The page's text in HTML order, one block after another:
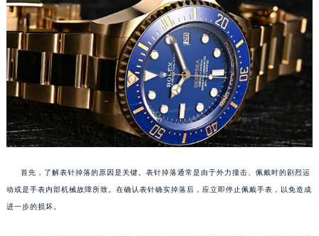
首先，了解表针掉落的原因是关键。表针掉落通常是由于外力撞击、佩戴时的剧烈运
动或是手表内部机械故障所致。在确认表针确实掉落后，应立即停止佩戴手表，以免造成
进一步的损坏。